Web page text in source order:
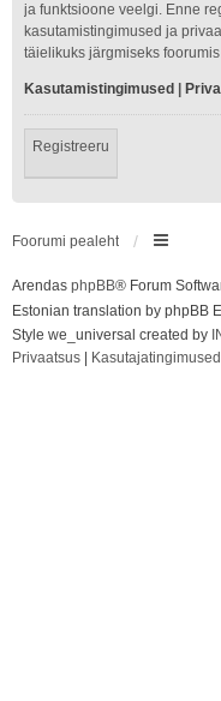
ja funktsioone veelgi. Enne
kasutamistingimused ja
täielikuks järgmiseks
Kasutamistingimused
Registreeru
Foorumi pealeht
Arendas phpBB® Forum
Estonian translation by phpBB
Style we_universal created by
Privaatsus
Kasutajatingimused